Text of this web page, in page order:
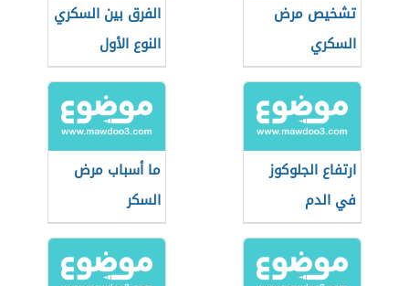
تشخيص مرض
السكري
الفرق بين السكري
النوع الأول
والثاني
ارتفاع الجلوكوز
في الدم
ما أسباب مرض
السكر